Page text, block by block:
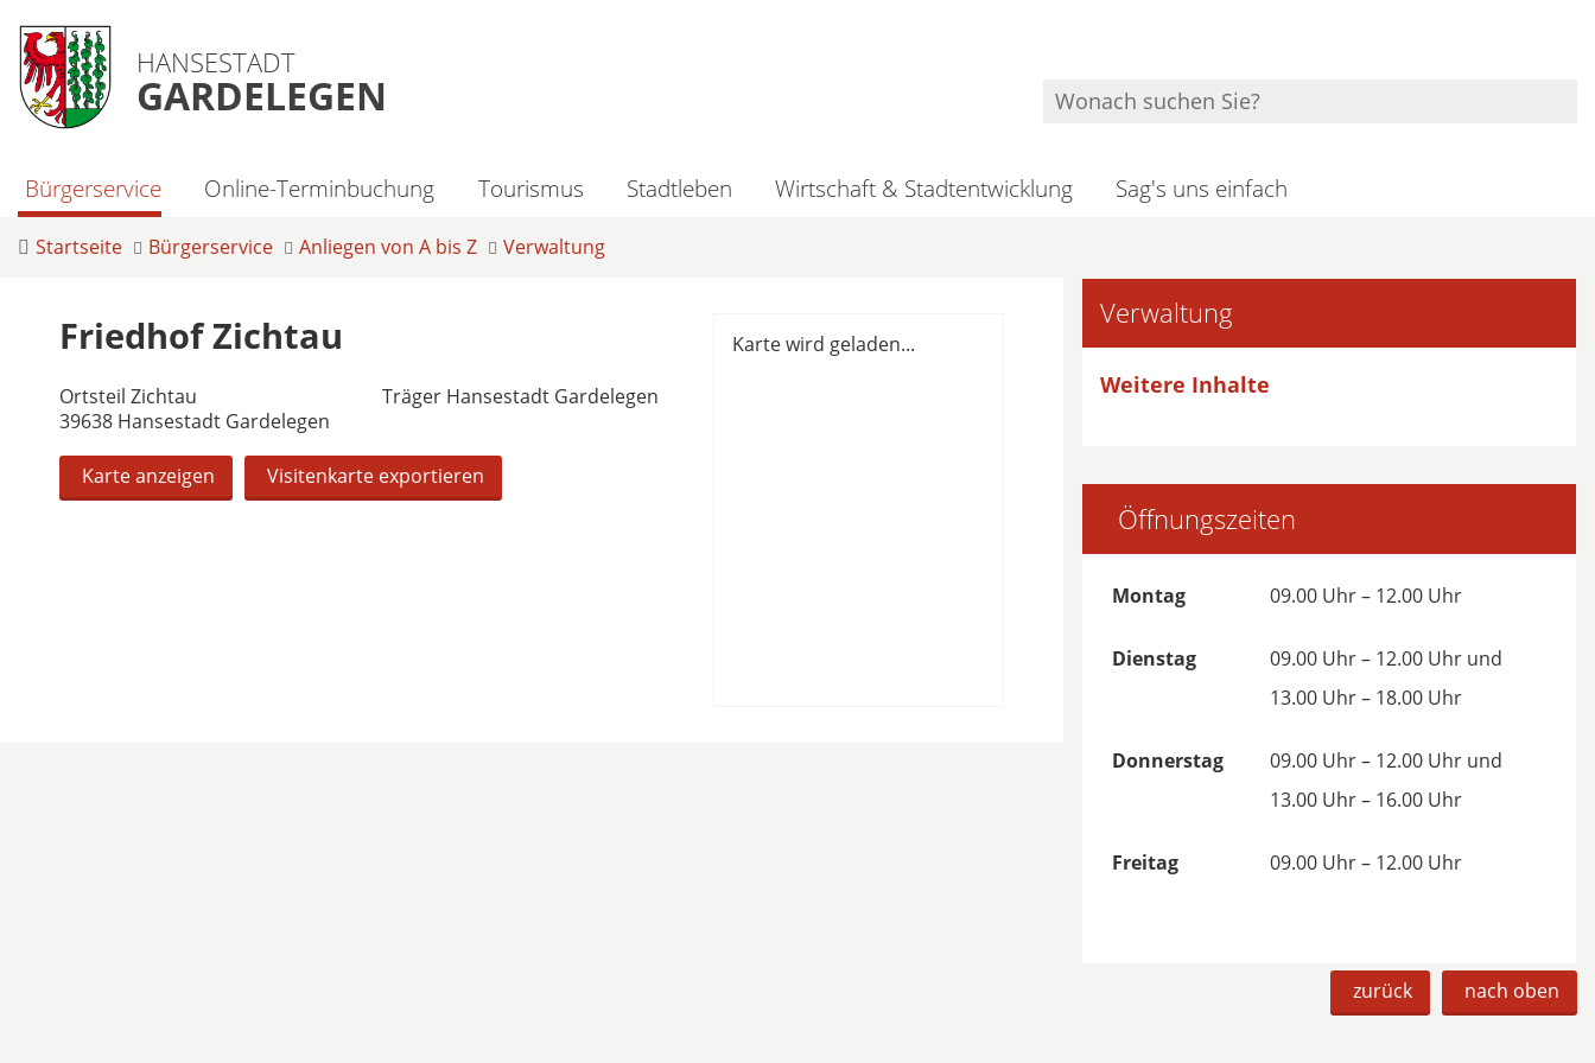
HANSESTADT
GARDELEGEN
Bürgerservice Online-Terminbuchung Tourismus Stadtleben Wirtschaft & Stadtentwicklung Sag's uns einfach
Startseite Bürgerservice Anliegen von A bis Z Verwaltung
Friedhof Zichtau
Ortsteil Zichtau
39638 Hansestadt Gardelegen
Träger Hansestadt Gardelegen
Karte anzeigen Visitenkarte exportieren
Karte wird geladen...
Verwaltung
Weitere Inhalte
Öffnungszeiten
Montag 09.00 Uhr – 12.00 Uhr
Dienstag
09.00 Uhr – 12.00 Uhr und
13.00 Uhr – 18.00 Uhr
Donnerstag
09.00 Uhr – 12.00 Uhr und
13.00 Uhr – 16.00 Uhr
Freitag 09.00 Uhr – 12.00 Uhr
zurück nach oben